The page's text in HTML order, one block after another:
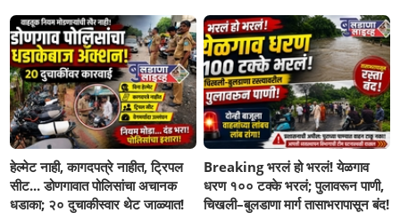
हेल्मेट नाही, कागदपत्रे नाहीत, ट्रिपल
सीट... डोणगावात पोलिसांचा अचानक
धडाका; २० दुचाकीस्वार थेट जाळ्यात!
Breaking भरलं हो भरलं! येळगाव
धरण १०० टक्के भरलं; पुलावरून पाणी,
चिखली–बुलडाणा मार्ग तासाभरापासून बंद!